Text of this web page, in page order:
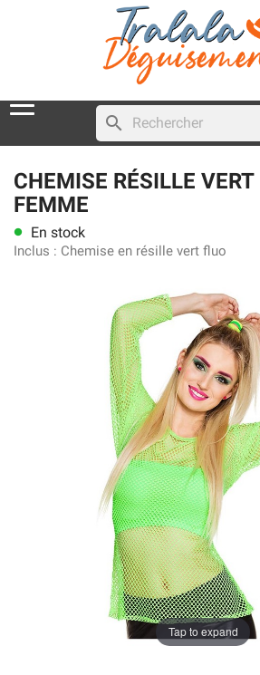
search
CHEMISE RÉSILLE VERT
FEMME
lens En stock
Inclus : Chemise en résille vert fluo
Tap to expand